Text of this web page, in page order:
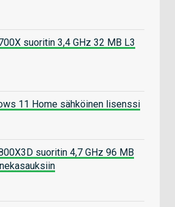
suoritin 3,4 GHz 32 MB L3
11 Home sähköinen lisenssi
suoritin 4,7 GHz 96 MB